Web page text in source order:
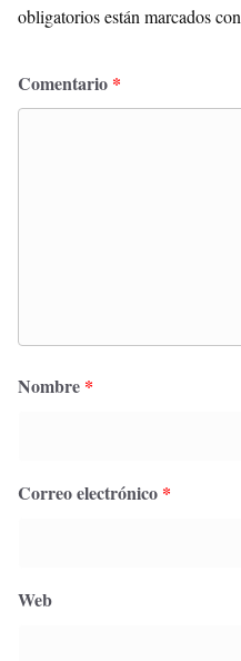
obligatorios están marcados con
Comentario *
Nombre *
Correo electrónico *
Web